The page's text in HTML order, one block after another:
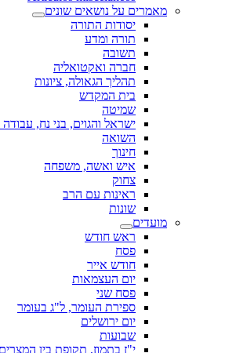
מאמרים על נושאים שונים
יסודות התורה
תורה ומדע
תשובה
חברה ואקטואליה
תהליך הגאולה, ציונות
בית המקדש
שמיטה
ישראל והגוים, בני נח, עבודה
השואה
חינוך
איש ואשה, משפחה
צחוק
ראינות עם הרב
שונות
מועדים
ראש חודש
פסח
חודש אייר
יום העצמאות
פסח שני
ספירת העומר, ל"ג בעומר
יום ירושלים
שבועות
י"ז בתמוז, תקופת בין המצרים